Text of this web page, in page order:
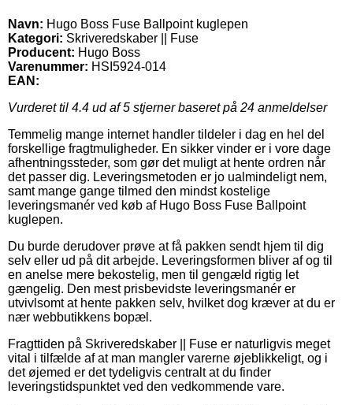
Navn: Hugo Boss Fuse Ballpoint kuglepen
Kategori: Skriveredskaber || Fuse
Producent: Hugo Boss
Varenummer: HSI5924-014
EAN:
Vurderet til 4.4 ud af 5 stjerner baseret på 24 anmeldelser
Temmelig mange internet handler tildeler i dag en hel del
forskellige fragtmuligheder. En sikker vinder er i vore dage
afhentningssteder, som gør det muligt at hente ordren når
det passer dig. Leveringsmetoden er jo ualmindeligt nem,
samt mange gange tilmed den mindst kostelige
leveringsmanér ved køb af Hugo Boss Fuse Ballpoint
kuglepen.
Du burde derudover prøve at få pakken sendt hjem til dig
selv eller ud på dit arbejde. Leveringsformen bliver af og til
en anelse mere bekostelig, men til gengæld rigtig let
gængelig. Den mest prisbevidste leveringsmanér er
utvivlsomt at hente pakken selv, hvilket dog kræver at du er
nær webbutikkens bopæl.
Fragttiden på Skriveredskaber || Fuse er naturligvis meget
vital i tilfælde af at man mangler varerne øjeblikkeligt, og i
det øjemed er det tydeligvis centralt at du finder
leveringstidspunktet ved den vedkommende vare.